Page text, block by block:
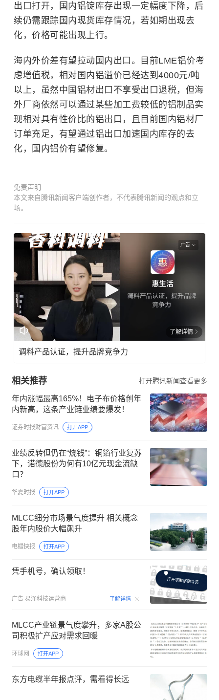
出口打开，国内铝锭库存出现一定幅度下降，后
续仍需跟踪国内现货库存情况，若如期出现去
化，价格可能出现上行。
海内外价差有望拉动国内出口。目前LME铝价考
虑增值税，相对国内铝溢价已经达到4000元/吨
以上，虽然中国铝材出口不享受出口退税，但海
外厂商依然可以通过某些加工费较低的铝制品实
现相对具有性价比的铝出口，且目前国内铝材厂
订单充足，有望通过铝出口加速国内库存的去
化，国内铝价有望修复。
免责声明
本文来自腾讯新闻客户端创作者，不代表腾讯新闻的观点和立
场。
广告
了解详情
调料产品认证，提升品牌竞争力
相关推荐 打开腾讯新闻查看更多
年内涨幅最高165%！电子布价格创年
内新高，这条产业链业绩要爆发！
证券时报财富资讯 打开APP
业绩反转但仍在“烧钱”：铜箔行业复苏
下，诺德股份为何有10亿元现金流缺
口？
华夏时报 打开APP
MLCC细分市场景气度提升 相关概念
股年内股价大幅飙升
电鳗快报 打开APP
凭手机号，确认领取！
广告 易泽科技运营商 了解详情 00:15
MLCC产业链景气度攀升，多家A股公
司积极扩产应对需求回暖
环球网 打开APP
东方电缆半年报点评，需看得长远